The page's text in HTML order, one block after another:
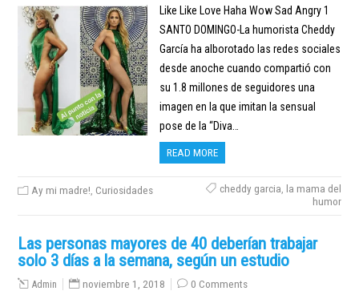
Like Like Love Haha Wow Sad Angry 1
SANTO DOMINGO-La humorista Cheddy
García ha alborotado las redes sociales
desde anoche cuando compartió con
su 1.8 millones de seguidores una
imagen en la que imitan la sensual
pose de la “Diva…
READ MORE
Ay mi madre!, Curiosidades cheddy garcia, la mama del
humor
Las personas mayores de 40 deberían trabajar
solo 3 días a la semana, según un estudio
Admin noviembre 1, 2018 0 Comments